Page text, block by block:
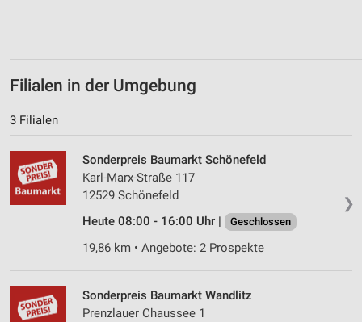
Filialen in der Umgebung
3 Filialen
❯
Sonderpreis Baumarkt Schönefeld
Karl-Marx-Straße 117
12529 Schönefeld
Heute 08:00 - 16:00 Uhr |
Geschlossen
19,86 km • Angebote: 2 Prospekte
Sonderpreis Baumarkt Wandlitz
Prenzlauer Chaussee 1